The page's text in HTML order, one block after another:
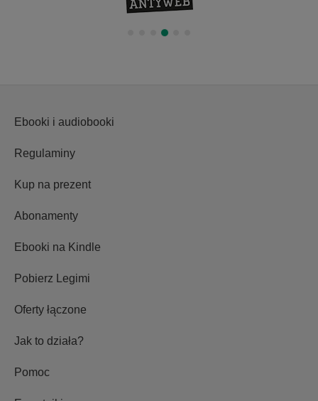
Ebooki i audiobooki
Regulaminy
Kup na prezent
Abonamenty
Ebooki na Kindle
Pobierz Legimi
Oferty łączone
Jak to działa?
Pomoc